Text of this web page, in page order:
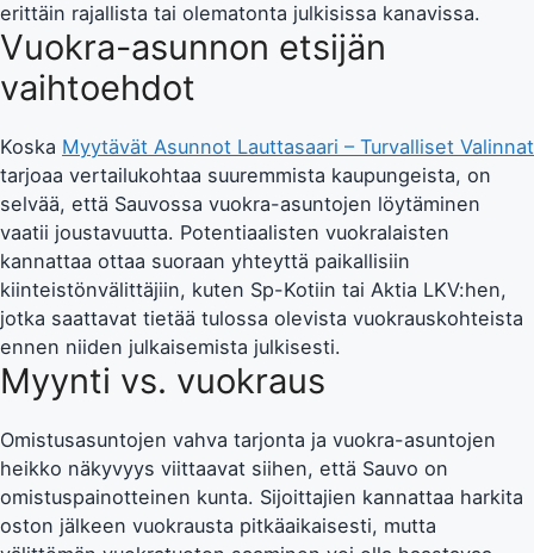
erittäin rajallista tai olematonta julkisissa kanavissa.
Vuokra-asunnon etsijän
vaihtoehdot
Koska Myytävät Asunnot Lauttasaari – Turvalliset Valinnat
tarjoaa vertailukohtaa suuremmista kaupungeista, on
selvää, että Sauvossa vuokra-asuntojen löytäminen
vaatii joustavuutta. Potentiaalisten vuokralaisten
kannattaa ottaa suoraan yhteyttä paikallisiin
kiinteistönvälittäjiin, kuten Sp-Kotiin tai Aktia LKV:hen,
jotka saattavat tietää tulossa olevista vuokrauskohteista
ennen niiden julkaisemista julkisesti.
Myynti vs. vuokraus
Omistusasuntojen vahva tarjonta ja vuokra-asuntojen
heikko näkyvyys viittaavat siihen, että Sauvo on
omistuspainotteinen kunta. Sijoittajien kannattaa harkita
oston jälkeen vuokrausta pitkäaikaisesti, mutta